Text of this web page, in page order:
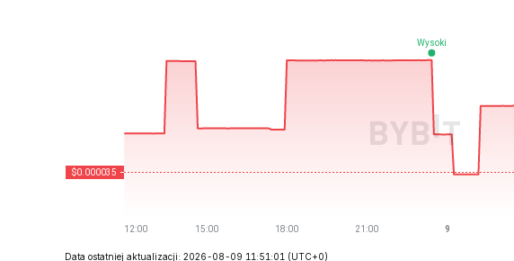
Data ostatniej aktualizacji: 2026-08-09 11:51:01 (UTC+0)